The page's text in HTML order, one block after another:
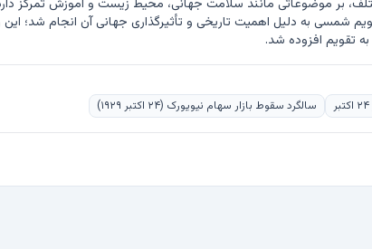
سالگرد سقوط بازار سهام نیویورک (۲۴ اکتبر ۱۹۲۹)